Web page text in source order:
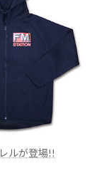
ルが登場!!